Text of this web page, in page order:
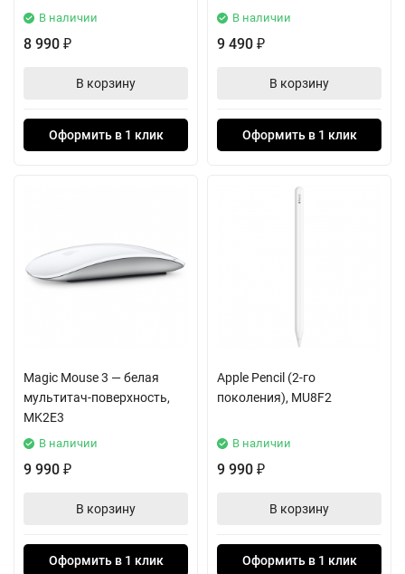
В наличии
8 990 ₽
В корзину
Оформить в 1 клик
В наличии
9 490 ₽
В корзину
Оформить в 1 клик
Magic Mouse 3 — белая
мультитач-поверхность,
MK2E3
В наличии
9 990 ₽
В корзину
Оформить в 1 клик
Apple Pencil (2-го
поколения), MU8F2
В наличии
9 990 ₽
В корзину
Оформить в 1 клик